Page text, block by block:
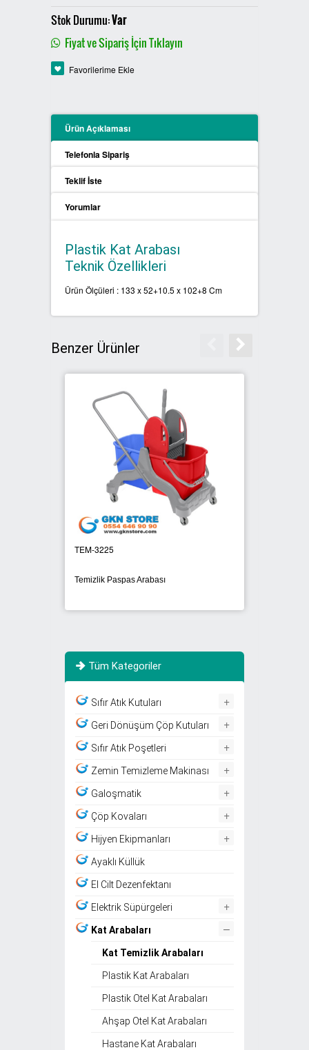
PLASTİK SIFIR ATIK KUTULARI
BOYALI SIFIR ATIK KUTULARI
KUTULARI
PROCYCLE SIFIR ATIK
KUTULARI
PİL ATIK KUTULARI
SIFIR ATIK KONTEYNERLARI
SIFIR ATIK BİLGİLENDİRME
SIFIR ATIK ÇÖP POŞETLERİ
SIFIR ATIK GERİ DÖNÜŞÜM
Stok Durumu:Var
Fiyat ve Sipariş İçin Tıklayın
Favorilerime Ekle
Ürün Açıklaması
Telefonla Sipariş
Teklif İste
Yorumlar
Plastik Kat Arabası
Teknik Özellikleri
Ürün Ölçüleri : 133 x 52+10.5 x 102+8 Cm
Benzer Ürünler
TEM-3225
Temizlik Paspas Arabası
Tüm Kategoriler
Sıfır Atık Kutuları +
Geri Dönüşüm Çöp Kutuları +
Sıfır Atık Poşetleri +
Zemin Temizleme Makinası +
Galoşmatik +
Çöp Kovaları +
Hijyen Ekipmanları +
Ayaklı Küllük
El Cilt Dezenfektanı
Elektrik Süpürgeleri +
Kat Arabaları –
Kat Temizlik Arabaları
Plastik Kat Arabaları
Plastik Otel Kat Arabaları
Ahşap Otel Kat Arabaları
Hastane Kat Arabaları